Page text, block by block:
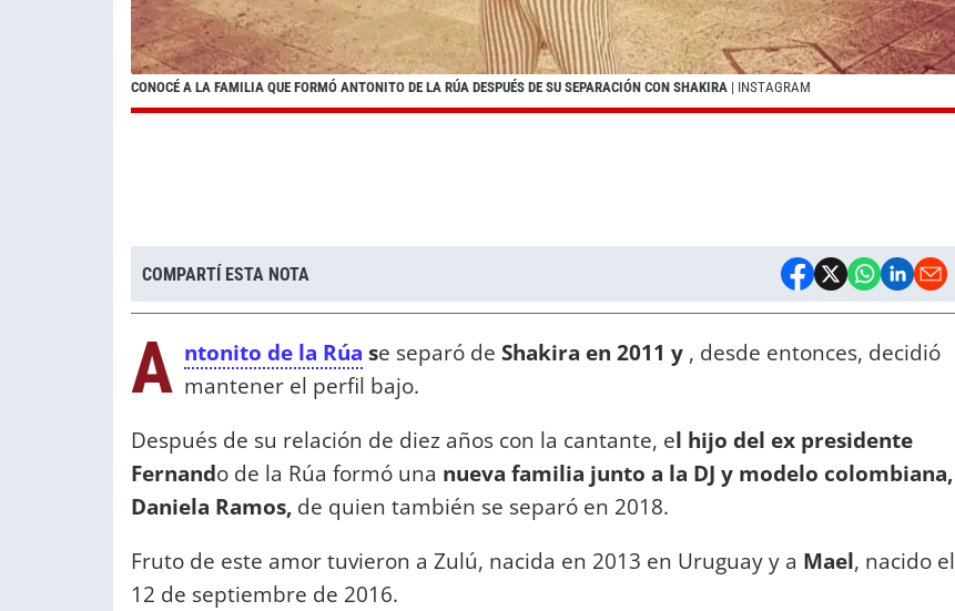
CONOCÉ A LA FAMILIA QUE FORMÓ ANTONITO DE LA RÚA DESPUÉS DE SU SEPARACIÓN CON SHAKIRA | INSTAGRAM
COMPARTÍ ESTA NOTA
A ntonito de la Rúa se separó de Shakira en 2011 y , desde entonces, decidió
mantener el perfil bajo.
Después de su relación de diez años con la cantante, el hijo del ex presidente
Fernando de la Rúa formó una nueva familia junto a la DJ y modelo colombiana,
Daniela Ramos, de quien también se separó en 2018.
Fruto de este amor tuvieron a Zulú, nacida en 2013 en Uruguay y a Mael, nacido el
12 de septiembre de 2016.